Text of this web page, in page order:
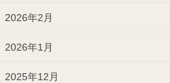
2026年2月
2026年1月
2025年12月